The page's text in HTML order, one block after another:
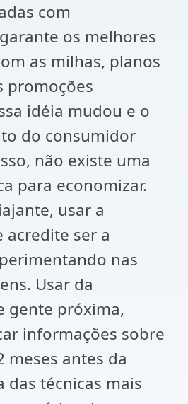
com
os melhores
as milhas, planos
promoções
idéia mudou e o
do consumidor
não existe uma
para economizar.
usar a
acredite ser a
nas
Usar da
gente próxima,
informações sobre
meses antes da
das técnicas mais